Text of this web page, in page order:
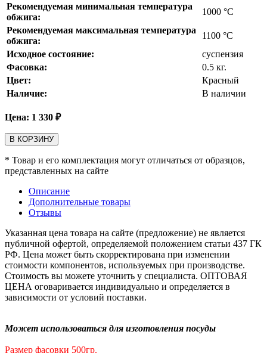
Рекомендуемая минимальная температура
обжига:
1000 °С
Рекомендуемая максимальная температура
обжига:
1100 °С
Исходное состояние:
суспензия
Фасовка:
0.5 кг.
Цвет:
Красный
Наличие:
В наличии
Цена: 1 330 ₽
В КОРЗИНУ
* Товар и его комплектация могут отличаться от образцов,
представленных на сайте
Описание
Дополнительные товары
Отзывы
Указанная цена товара на сайте (предложение) не является
публичной офертой, определяемой положением статьи 437 ГК
РФ. Цена может быть скорректирована при изменении
стоимости компонентов, используемых при производстве.
Стоимость вы можете уточнить у специалиста. ОПТОВАЯ
ЦЕНА оговаривается индивидуально и определяется в
зависимости от условий поставки.
Может использоваться для изготовления посуды
Размер фасовки 500гр.